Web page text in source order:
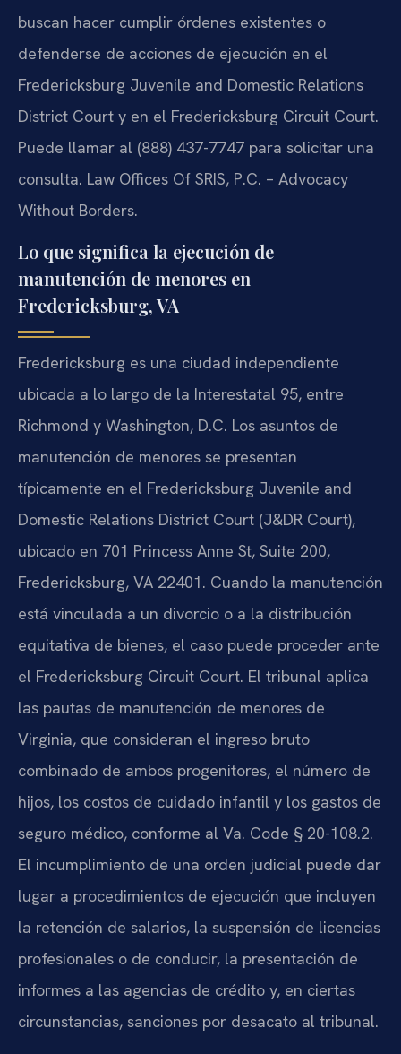
buscan hacer cumplir órdenes existentes o
defenderse de acciones de ejecución en el
Fredericksburg Juvenile and Domestic Relations
District Court y en el Fredericksburg Circuit Court.
Puede llamar al (888) 437-7747 para solicitar una
consulta. Law Offices Of SRIS, P.C. – Advocacy
Without Borders.
Lo que significa la ejecución de
manutención de menores en
Fredericksburg, VA
Fredericksburg es una ciudad independiente
ubicada a lo largo de la Interestatal 95, entre
Richmond y Washington, D.C. Los asuntos de
manutención de menores se presentan
típicamente en el Fredericksburg Juvenile and
Domestic Relations District Court (J&DR Court),
ubicado en 701 Princess Anne St, Suite 200,
Fredericksburg, VA 22401. Cuando la manutención
está vinculada a un divorcio o a la distribución
equitativa de bienes, el caso puede proceder ante
el Fredericksburg Circuit Court. El tribunal aplica
las pautas de manutención de menores de
Virginia, que consideran el ingreso bruto
combinado de ambos progenitores, el número de
hijos, los costos de cuidado infantil y los gastos de
seguro médico, conforme al Va. Code § 20-108.2.
El incumplimiento de una orden judicial puede dar
lugar a procedimientos de ejecución que incluyen
la retención de salarios, la suspensión de licencias
profesionales o de conducir, la presentación de
informes a las agencias de crédito y, en ciertas
circunstancias, sanciones por desacato al tribunal.